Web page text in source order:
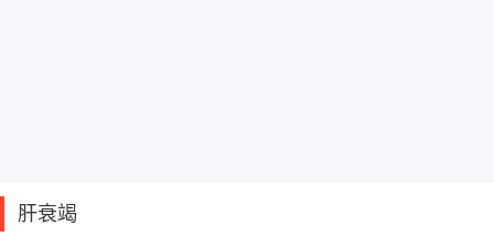
肝衰竭